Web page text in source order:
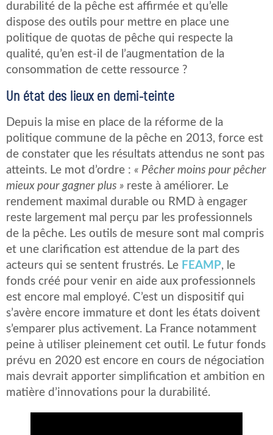
durabilité de la pêche est affirmée et qu’elle
dispose des outils pour mettre en place une
politique de quotas de pêche qui respecte la
qualité, qu’en est-il de l’augmentation de la
consommation de cette ressource ?
Un état des lieux en demi-teinte
Depuis la mise en place de la réforme de la
politique commune de la pêche en 2013, force est
de constater que les résultats attendus ne sont pas
atteints. Le mot d’ordre : « Pêcher moins pour pêcher
mieux pour gagner plus » reste à améliorer. Le
rendement maximal durable ou RMD à engager
reste largement mal perçu par les professionnels
de la pêche. Les outils de mesure sont mal compris
et une clarification est attendue de la part des
acteurs qui se sentent frustrés. Le FEAMP, le
fonds créé pour venir en aide aux professionnels
est encore mal employé. C’est un dispositif qui
s’avère encore immature et dont les états doivent
s’emparer plus activement. La France notamment
peine à utiliser pleinement cet outil. Le futur fonds
prévu en 2020 est encore en cours de négociation
mais devrait apporter simplification et ambition en
matière d’innovations pour la durabilité.